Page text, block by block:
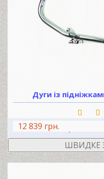
Дуги із
12 839 грн.
ШВИДКЕ